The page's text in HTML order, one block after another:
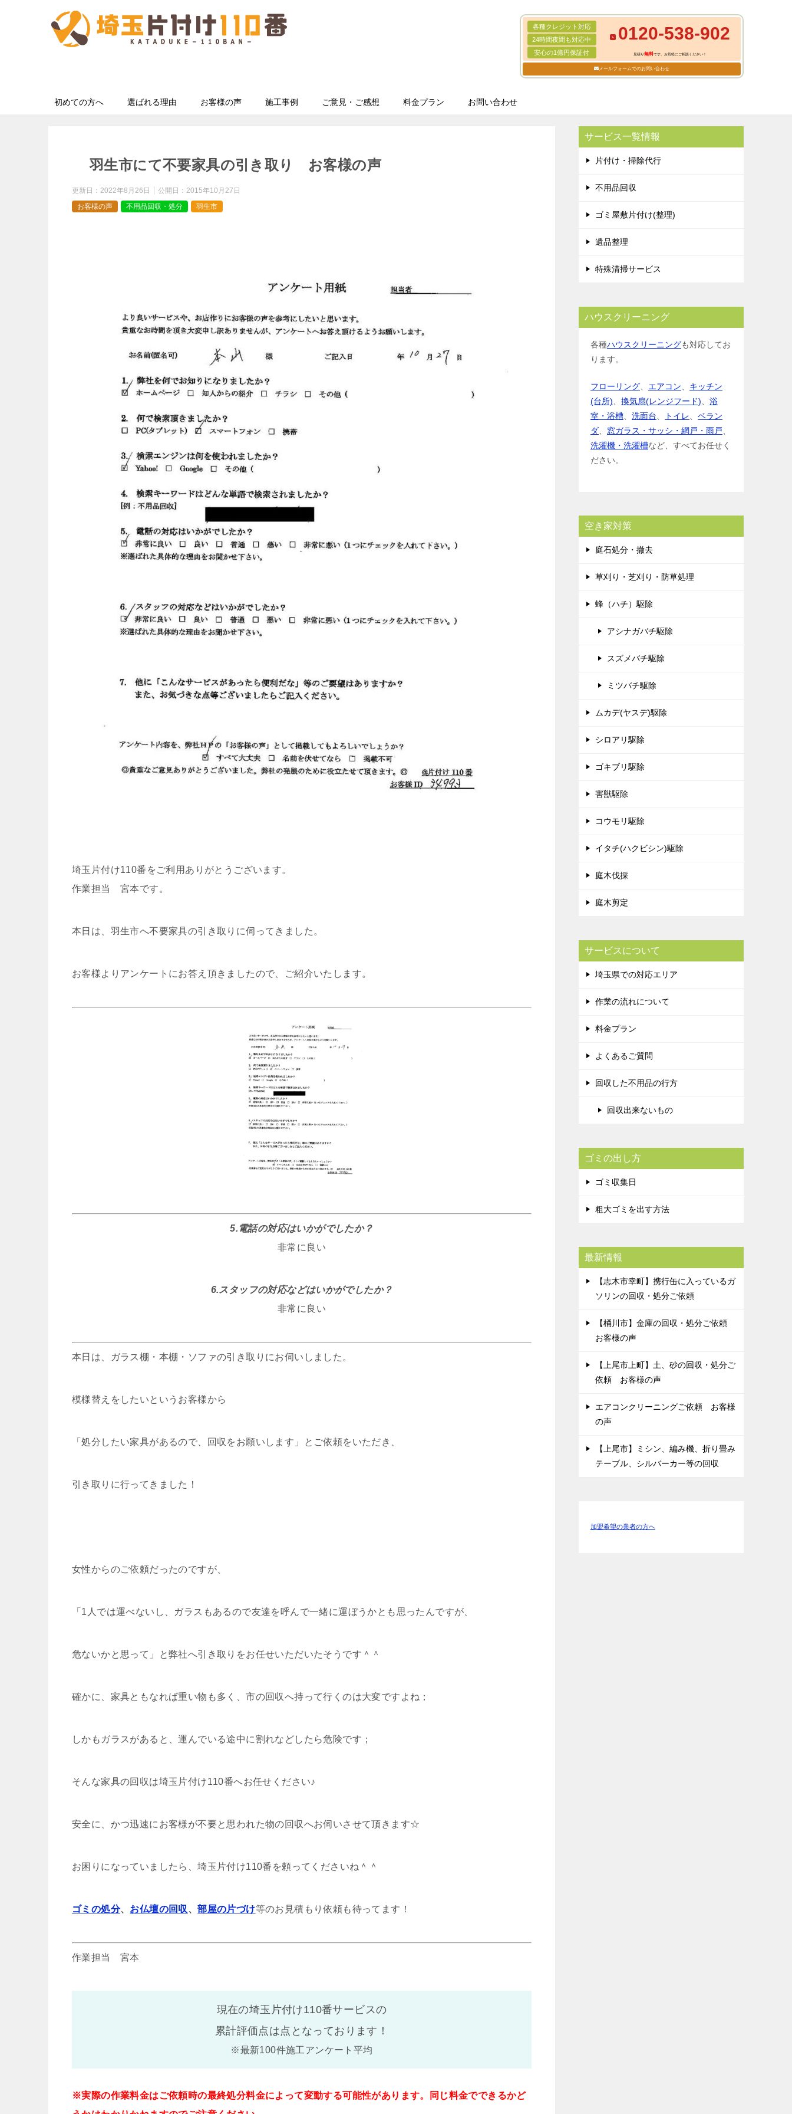
各種クレジット対応
24時間夜間も対応中
安心の1億円保証付
0120-538-902
見積り無料です。お気軽にご相談ください！
メールフォームでのお問い合わせ
初めての方へ 選ばれる理由 お客様の声 施工事例 ご意見・ご感想 料金プラン お問い合わせ
羽生市にて不要家具の引き取り お客様の声
更新日： 2022年8月26日 公開日： 2015年10月27日
お客様の声
不用品回収・処分 羽生市
埼玉片付け110番をご利用ありがとうございます。
作業担当 宮本です。
本日は、羽生市へ不要家具の引き取りに伺ってきました。
お客様よりアンケートにお答え頂きましたので、ご紹介いたします。
5.電話の対応はいかがでしたか？
非常に良い
6.スタッフの対応などはいかがでしたか？
非常に良い
本日は、ガラス棚・本棚・ソファの引き取りにお伺いしました。
模様替えをしたいというお客様から
「処分したい家具があるので、回収をお願いします」とご依頼をいただき、
引き取りに行ってきました！
女性からのご依頼だったのですが、
「1人では運べないし、ガラスもあるので友達を呼んで一緒に運ぼうかとも思ったんですが、
危ないかと思って」と弊社へ引き取りをお任せいただいたそうです＾＾
確かに、家具ともなれば重い物も多く、市の回収へ持って行くのは大変ですよね；
しかもガラスがあると、運んでいる途中に割れなどしたら危険です；
そんな家具の回収は埼玉片付け110番へお任せください♪
安全に、かつ迅速にお客様が不要と思われた物の回収へお伺いさせて頂きます☆
お困りになっていましたら、埼玉片付け110番を頼ってくださいね＾＾
ゴミの処分、 お仏壇の回収、部屋の片づけ等のお見積もり依頼も待ってます！
作業担当 宮本
現在の埼玉片付け110番サービスの
累計評価点は点となっております！
※最新100件施工アンケート平均
※実際の作業料金はご依頼時の最終処分料金によって変動する可能性があります。同じ料金でできるかど
サービス一覧情報
片付け・掃除代行
不用品回収
ゴミ屋敷片付け(整理)
遺品整理
特殊清掃サービス
ハウスクリーニング
各種ハウスクリーニングも対応してお
ります。
フローリング エアコン
キッチン
(台所)
換気扇(レンジフード)
浴
室・浴槽
洗面台 トイレ
ベラン
ダ
窓ガラス・サッシ・網戸・雨戸
洗濯機・洗濯槽など、すべてお任せく
ださい。
空き家対策
庭石処分・撤去
草刈り・芝刈り・防草処理
蜂（ハチ）駆除
アシナガバチ駆除
スズメバチ駆除
ミツバチ駆除
ムカデ(ヤスデ)駆除
シロアリ駆除
ゴキブリ駆除
害獣駆除
コウモリ駆除
イタチ(ハクビシン)駆除
庭木伐採
庭木剪定
サービスについて
埼玉県での対応エリア
作業の流れについて
料金プラン
よくあるご質問
回収した不用品の行方
回収出来ないもの
ゴミの出し方
ゴミ収集日
粗大ゴミを出す方法
最新情報
【志木市幸町】携行缶に入っているガ
ソリンの回収・処分ご依頼
【桶川市】金庫の回収・処分ご依頼
お客様の声
【上尾市上町】土、砂の回収・処分ご
依頼 お客様の声
エアコンクリーニングご依頼 お客様
の声
【上尾市】ミシン、編み機、折り畳み
テーブル、シルバーカー等の回収
加盟希望の業者の方へ